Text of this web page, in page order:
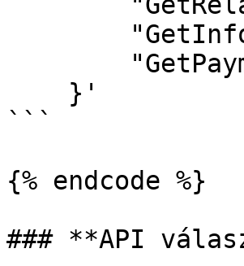
```
{% endcode %}
### **API